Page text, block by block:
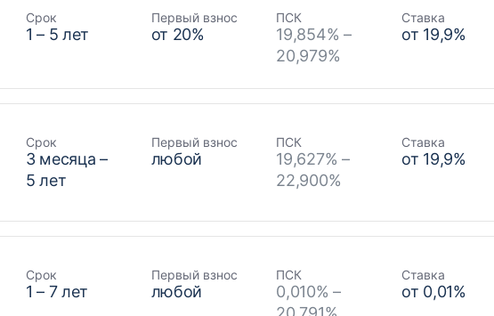
Срок
1 – 5 лет
Первый взнос
от 20%
ПСК
19,854% –
20,979%
Ставка
от 19,9%
Срок
3месяца –
5 лет
Первый взнос
любой
ПСК
19,627% –
22,900%
Ставка
от 19,9%
Срок
1 – 7лет
Первый взнос
любой
ПСК
0,010% –
Ставка
от 0,01%